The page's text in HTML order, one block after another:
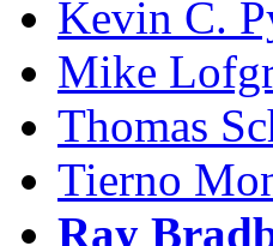
Kevin C.
Mike
Thomas
Tierno
Ray